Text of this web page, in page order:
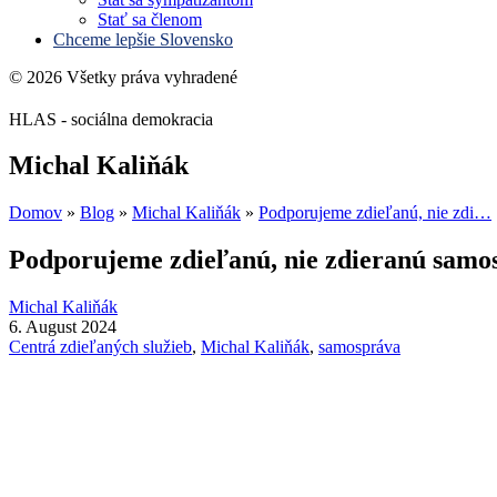
Stať sa členom
Chceme lepšie Slovensko
© 2026 Všetky práva vyhradené
HLAS - sociálna demokracia
Michal Kaliňák
Domov » Blog » Michal Kaliňák » Podporujeme zdieľanú, nie zdi…
Podporujeme zdieľanú, nie zdieranú
Michal Kaliňák
6. August 2024
Centrá zdieľaných služieb, Michal Kaliňák, samospráva